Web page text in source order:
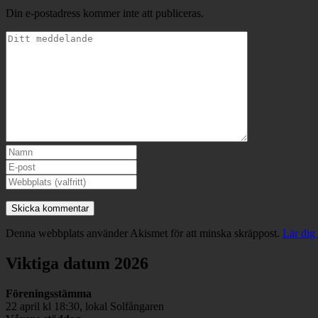
Din e-postadress kommer inte att publiceras.
Denna webbplats använder Akismet för att minska skräppost. Lär dig
Viktiga datum 2026
Föreningsstämma
22 april kl 18:30, lokal Solfångaren